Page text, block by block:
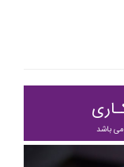
می باشد